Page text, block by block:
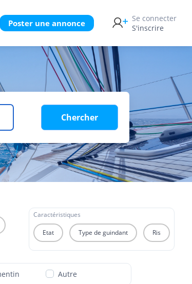
Poster une annonce
Se connecter
S'inscrire
Chercher
Caractéristiques
Etat Type de guindant Ris
Autre